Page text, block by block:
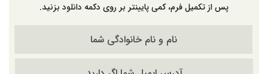
پس از تکمیل فرم، کمی پایینتر بر روی دکمه دانلود بزنید.